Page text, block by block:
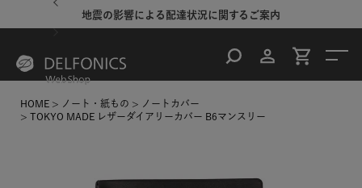
地震の影響による配達状況に関するご案内
HOME ノート・紙もの
ノートカバー
TOKYO MADE レザーダイアリーカバー B6マンスリー